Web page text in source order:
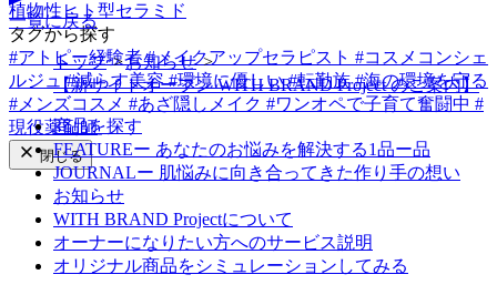
植物性ヒト型セラミド
タグから探す
#アトピー経験者#メイクアップセラピスト #コスメコンシェ
ルジュ#減らす美容#環境に優しい#転勤族#海の環境を守る
# メンズコスメ #あざ隠しメイク #ワンオペで子育て奮闘中 #
現役薬剤師
閉じる
一覧に戻る
トップ
お知らせ
【新サイトオープン WITH BRAND Project のご案内】
商品を探す
FEATUREー あなたのお悩みを解決する1品ー品
JOURNALー 肌悩みに向き合ってきた作り手の想い
お知らせ
WITH BRAND Projectについて
オーナーになりたい方へのサービス説明
オリジナル商品をシミュレーションしてみる